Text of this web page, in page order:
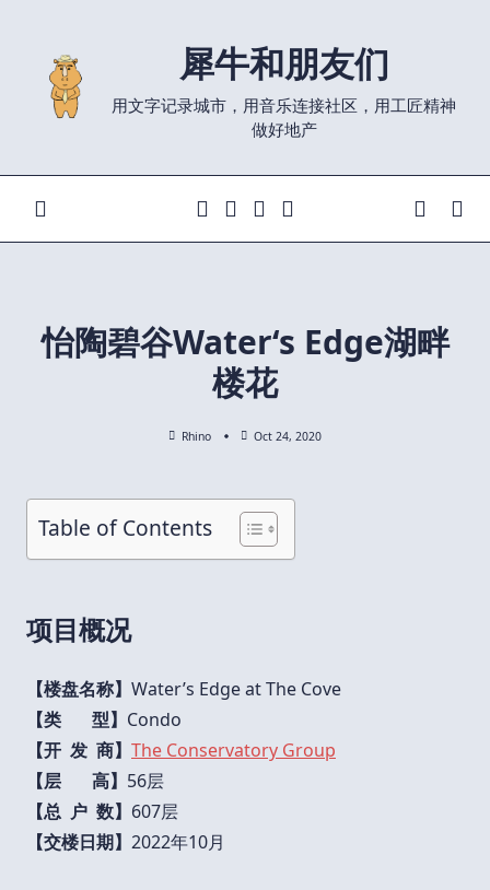
content
犀牛和朋友们
用文字记录城市，用音乐连接社区，用工匠精神
做好地产
怡陶碧谷Water‘s Edge湖畔
楼花
Rhino Oct 24, 2020
Table of Contents
项目概况
【楼盘名称】 Water’s Edge at The Cove
【类 型】 Condo
【开 发 商】 The Conservatory Group
【层 高】 56层
【总 户 数】 607层
【交楼日期】 2022年10月